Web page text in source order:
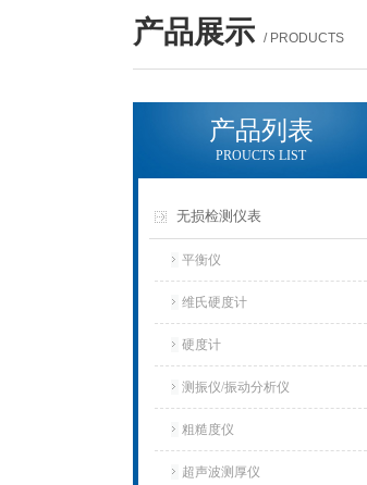
产品展示 / PRODUCTS
产品列表
PROUCTS LIST
无损检测仪表
平衡仪
维氏硬度计
硬度计
测振仪/振动分析仪
粗糙度仪
超声波测厚仪